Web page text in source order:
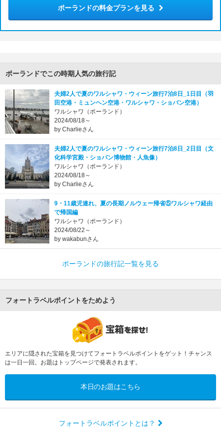
ポーランドの料金プランを見る
ポーランドでこの時期人気の旅行記
夫婦2人で夏のワルシャワ・ウィーン旅行7泊8日_1日目（羽
田空港・ミュンヘン空港・ワルシャワ・ショパン空港）
ワルシャワ（ポーランド）
2024/08/18～
by Charlieさん
夫婦2人で夏のワルシャワ・ウィーン旅行7泊8日_2日目（文
化科学宮殿・ショパン博物館・人魚像）
ワルシャワ（ポーランド）
2024/08/18～
by Charlieさん
9・11歳児連れ、夏の長期ノルウェー帰省⑤ワルシャワ経由
で帰国編
ワルシャワ（ポーランド）
2024/08/22～
by wakabunさん
ポーランドの旅行記一覧を見る
フォートラベルポイントをためよう
エリアに隠された宝箱を見つけてフォートラベルポイントをゲット！チャンス
は一日一回。お題はトップページで発表されます。
本日のお題はこちら
フォートラベルポイントとは？